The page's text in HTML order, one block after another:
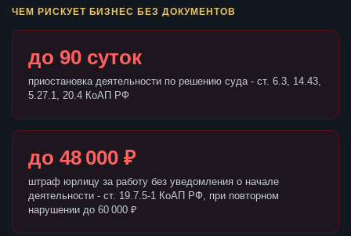
ЧЕМ РИСКУЕТ БИЗНЕС БЕЗ ДОКУМЕНТОВ
до 90 суток
приостановка деятельности по решению суда - ст. 6.3, 14.43,
5.27.1, 20.4 КоАП РФ
до 48 000 ₽
штраф юрлицу за работу без уведомления о начале
деятельности - ст. 19.7.5-1 КоАП РФ, при повторном
нарушении до 60 000 ₽